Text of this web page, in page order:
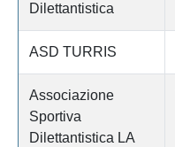
Dilettantistica
ASD TURRIS
Associazione
Sportiva
Dilettantistica LA